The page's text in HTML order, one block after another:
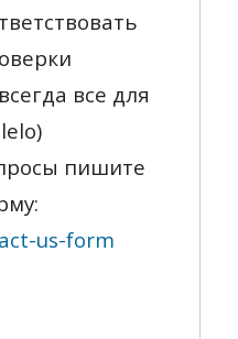
все для
пишите
us-form